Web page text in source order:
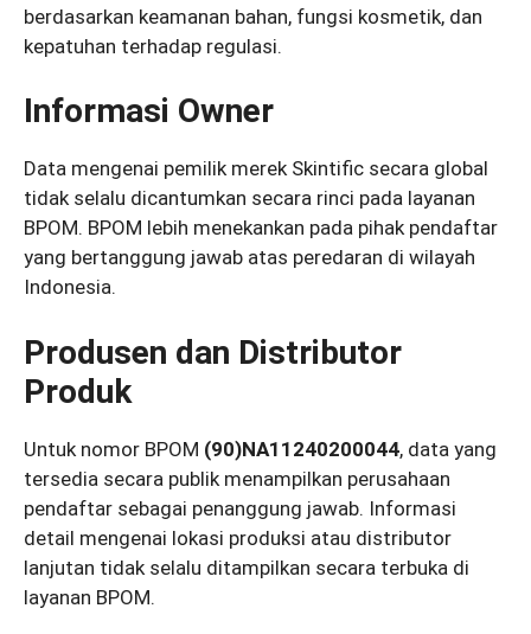
berdasarkan keamanan bahan, fungsi kosmetik, dan
kepatuhan terhadap regulasi.
Informasi Owner
Data mengenai pemilik merek Skintific secara global
tidak selalu dicantumkan secara rinci pada layanan
BPOM. BPOM lebih menekankan pada pihak pendaftar
yang bertanggung jawab atas peredaran di wilayah
Indonesia.
Produsen dan Distributor
Produk
Untuk nomor BPOM (90)NA11240200044, data yang
tersedia secara publik menampilkan perusahaan
pendaftar sebagai penanggung jawab. Informasi
detail mengenai lokasi produksi atau distributor
lanjutan tidak selalu ditampilkan secara terbuka di
layanan BPOM.